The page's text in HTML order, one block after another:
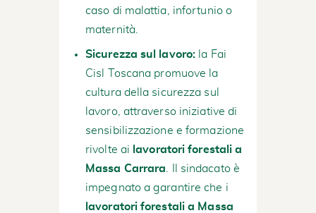
caso di malattia, infortunio o
maternità.
Sicurezza sul lavoro: la Fai
Cisl Toscana promuove la
cultura della sicurezza sul
lavoro, attraverso iniziative di
sensibilizzazione e formazione
rivolte ai lavoratori forestali a
Massa Carrara . Il sindacato è
impegnato a garantire che i
lavoratori forestali a Massa